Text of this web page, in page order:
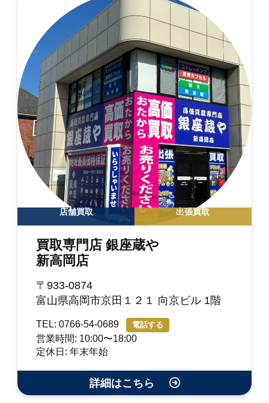
店舗買取 出張買取
買取専門店 銀座蔵や
新高岡店
〒933-0874
富山県高岡市京田１２１ 向京ビル 1階
TEL: 0766-54-0689 電話する
営業時間: 10:00〜18:00
定休日: 年末年始
詳細はこちら